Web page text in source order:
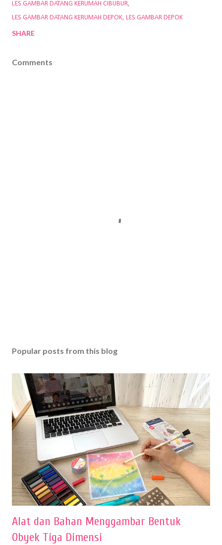
LES GAMBAR DATANG KERUMAH CIBUBUR
LES GAMBAR DATANG KERUMAH DEPOK LES GAMBAR DEPOK
SHARE
Comments
Popular posts from this blog
Alat dan Bahan Menggambar Bentuk
Obyek Tiga Dimensi